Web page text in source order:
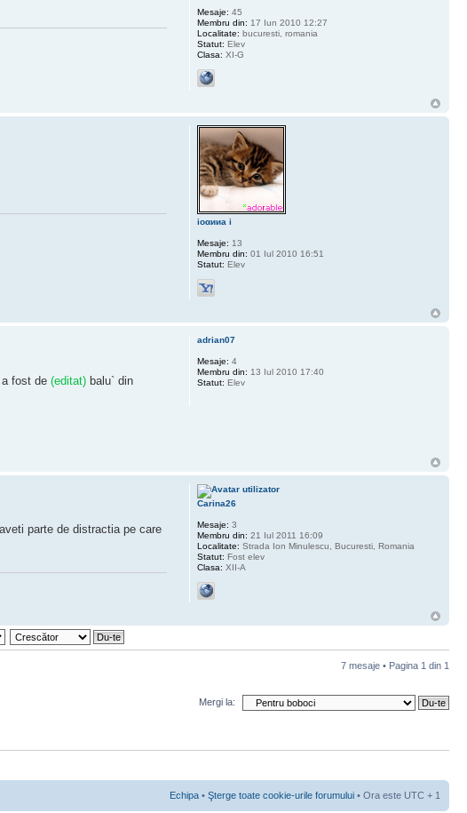
Mesaje: 45
Membru din: 17 Iun 2010 12:27
Localitate: bucuresti, romania
Statut: Elev
Clasa: XI-G
ioαииa i
Mesaje: 13
Membru din: 01 Iul 2010 16:51
Statut: Elev
fost de (editat) balu` din
adrian07
Mesaje: 4
Membru din: 13 Iul 2010 17:40
Statut: Elev
parte de distractia pe care
Carina26
Mesaje: 3
Membru din: 21 Iul 2011 16:09
Localitate: Strada Ion Minulescu, Bucuresti, Romania
Statut: Fost elev
Clasa: XII-A
7 mesaje • Pagina 1 din 1
Mergi la:
Echipa • Şterge toate cookie-urile forumului • Ora este UTC + 1